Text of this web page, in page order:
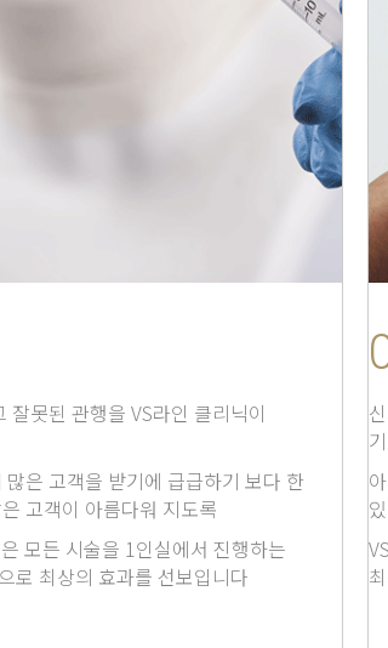
잘못된 관행을 VS라인 클리닉이
많은 고객을 받기에 급급하기 보다 한
고객이 아름다워 지도록
모든 시술을 1인실에서 진행하는
로 최상의 효과를 선보입니다